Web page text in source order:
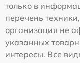
только в
перечень
организация не
указанных
интересы. Все